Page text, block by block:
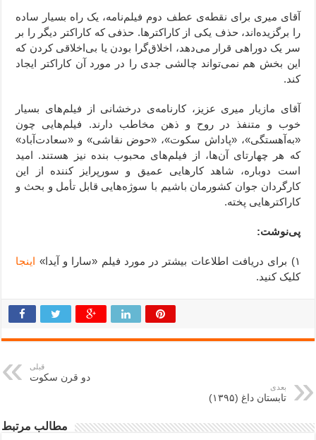
آقای میری برای نقطه‌ی عطف دوم فیلم‌نامه، یک راه بسیار ساده
را برگزیده‌اند، حذف یکی از کاراکترها. حذفی که کاراکتر دیگر را بر
سر یک دوراهی قرار می‌دهد، اخلاق‌گرا بودن یا بی‌اخلاقی کردن که
این بخش هم نمی‌تواند چالشی جدی را در مورد آن کاراکتر ایجاد
کند.
آقای مازیار میری عزیز، کارنامه‌ی درخشانی از فیلم‌های بسیار
خوب و متنفذ در روح و ذهن مخاطب دارند. فیلم‌هایی چون
«به‌آهستگی»، «پاداش سکوت»، «حوض نقاشی» و «سعادت‌آباد»
که هر چهارتای آن‌ها، از فیلم‌های محبوب بنده نیز هستند. امید
است دوباره، شاهد کارهایی عمیق و سورپرایز کننده از این
کارگردان جوان کشورمان باشیم با سوژه‌هایی قابل تأمل و بحث و
کاراکترهایی پخته.
پی‌نوشت:
۱) برای دریافت اطلاعات بیشتر در مورد فیلم «سارا و آیدا»
اینجا
کلیک کنید.
قبلی
دو قرن سکوت
بعدی
تابستان داغ (۱۳۹۵)
مطالب مرتبط